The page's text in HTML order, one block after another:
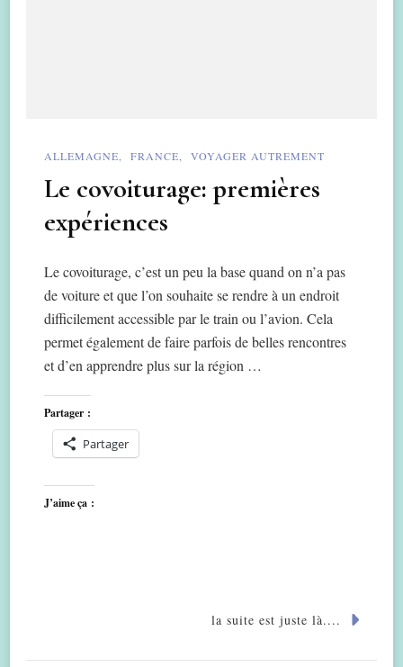
ALLEMAGNE FRANCE VOYAGER AUTREMENT
Le covoiturage: premières
expériences
Le covoiturage, c’est un peu la base quand on n’a pas
de voiture et que l’on souhaite se rendre à un endroit
difficilement accessible par le train ou l’avion. Cela
permet également de faire parfois de belles rencontres
et d’en apprendre plus sur la région …
Partager :
Partager
J’aime ça :
la suite est juste là....